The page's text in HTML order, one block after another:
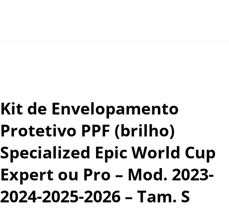
Kit de Envelopamento
Protetivo PPF (brilho)
Specialized Epic World Cup
Expert ou Pro – Mod. 2023-
2024-2025-2026 – Tam. S